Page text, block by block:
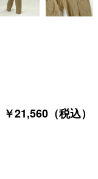
￥21,560（税込）